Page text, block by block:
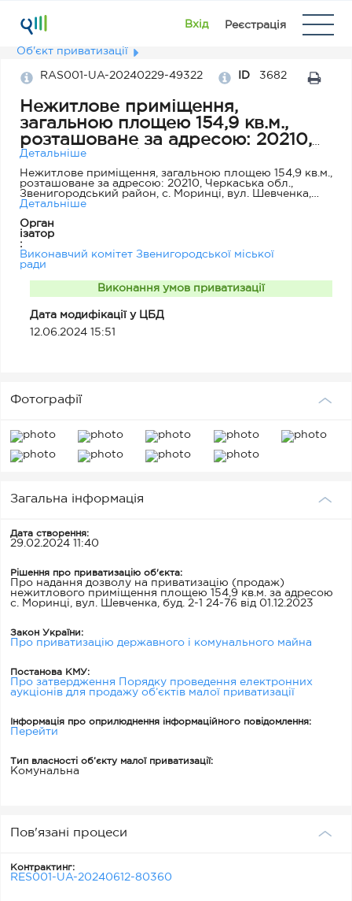
Вхід Реєстрація
Об'єкт приватизації
RAS001-UA-20240229-49322 ID 3682
Нежитлове приміщення,
загальною площею 154,9 кв.м.,
розташоване за адресою: 20210,
Черкаська обл., Звенигородський
район, с. Моринці, вул. Шевченка,
буд. 2-1
Детальніше
Нежитлове приміщення, загальною площею 154,9 кв.м.,
розташоване за адресою: 20210, Черкаська обл.,
Звенигородський район, с. Моринці, вул. Шевченка,
буд. 2-1. Кадастровий номер земельної ділянки
залізобетонні плити знаходяться в доброму стані, дах і
покрівля – хвилясті азбестоцементні листи численні
місця протікання відсутні, підлога – цементна стяжка
присутні сліди експлуатації, вікна, двері – прості
дерев'яні, оздоблювальні роботи - водоемульсійна
лущення покриття, сколи, тріщини, потемніння
оздоблювального матеріалу, сліди механічних
стан. Основні контруктивні елементи цілком придатні
для подальшого корисного використання.
Детальніше
Орган
ізатор
:
Виконавчий комітет Звенигородської міської
ради
Виконання умов приватизації
Дата модифікації у ЦБД
12.06.2024 15:51
Фотографії
Загальна інформація
Дата створення:
29.02.2024 11:40
Рішення про приватизацію об'єкта:
Про надання дозволу на приватизацію (продаж)
нежитлового приміщення площею 154,9 кв.м. за адресою
с. Моринці, вул. Шевченка, буд. 2-1 24-76 від 01.12.2023
Закон України:
Про приватизацію державного і комунального майна
Постанова КМУ:
Про затвердження Порядку проведення електронних
аукціонів для продажу об’єктів малої приватизації
Інформація про оприлюднення інформаційного повідомлення:
Перейти
Тип власності об’єкту малої приватизації:
Комунальна
Пов'язані процеси
Контрактинг:
RES001-UA-20240612-80360